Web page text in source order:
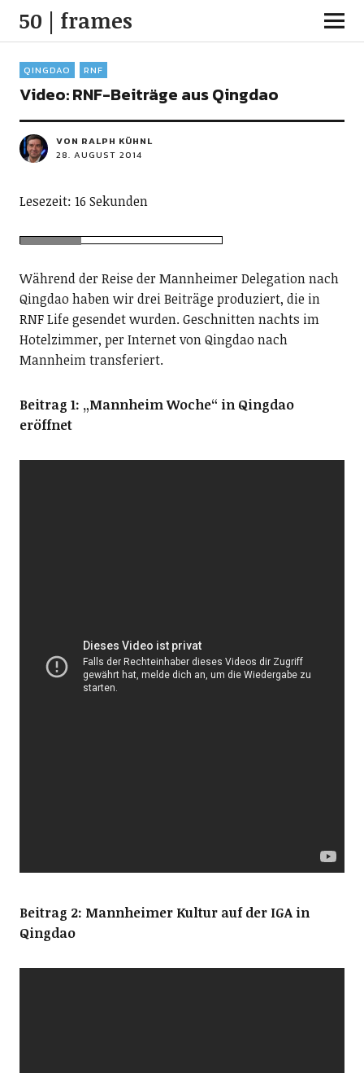
50 | frames
QINGDAO RNF
Video: RNF-Beiträge aus Qingdao
VON RALPH KÜHNL
28. AUGUST 2014
Lesezeit: 16 Sekunden
Während der Reise der Mannheimer Delegation nach
Qingdao haben wir drei Beiträge produziert, die in
RNF Life gesendet wurden. Geschnitten nachts im
Hotelzimmer, per Internet von Qingdao nach
Mannheim transferiert.
Beitrag 1: „Mannheim Woche“ in Qingdao
eröffnet
Beitrag 2: Mannheimer Kultur auf der IGA in
Qingdao